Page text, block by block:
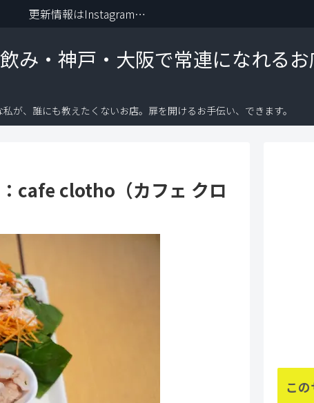
み・神戸・大阪で常連になれる
が、誰にも教えたくないお店。扉を開けるお手伝い、できます。
更新情報はInstagramから
cafe clotho（カフェ クロ
こ